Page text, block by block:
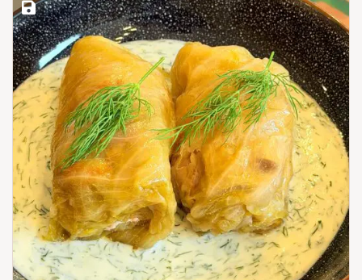
Save Recipe